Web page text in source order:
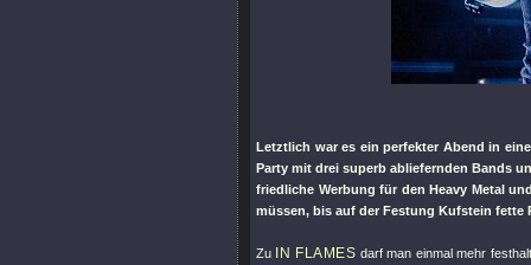
Letztlich war es ein perfekter Abend in
Party mit drei superb abliefernden Bands
friedliche Werbung für den Heavy Metal
müssen, bis auf der Festung Kufstein fette
Zu IN FLAMES darf man einmal mehr